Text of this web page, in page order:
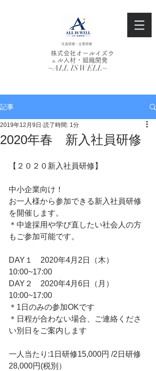
社員研修・企業研修
株式会社オールイズウ
ェル人材・組織開発
~ALL IS WELL~
記事
2020年春 新入社員研修
2019年12月9日 読了時間: 1分
【２０２０新入社員研修】
中小企業向け！
お一人様から参加できる新入社員研修
を開催します。
＊中途採用や学び直したい社会人の方
もご参加可能です。
DAY１　2020年4月2日（木）
10:00~17:00
DAY２　2020年4月6日（月）
10:00~17:00
＊1日のみの参加OKです
＊日程が合わない場合、ご連絡くださ
い別日をご案内します
一人当たり:1日研修15,000円 /2日研修
28,000円(税別）